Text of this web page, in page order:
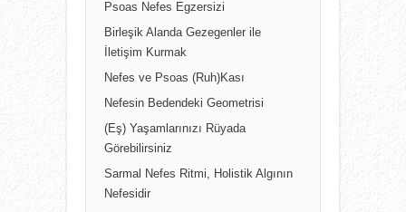
Psoas Nefes Egzersizi
Birleşik Alanda Gezegenler ile
İletişim Kurmak
Nefes ve Psoas (Ruh)Kası
Nefesin Bedendeki Geometrisi
(Eş) Yaşamlarınızı Rüyada
Görebilirsiniz
Sarmal Nefes Ritmi, Holistik Algının
Nefesidir